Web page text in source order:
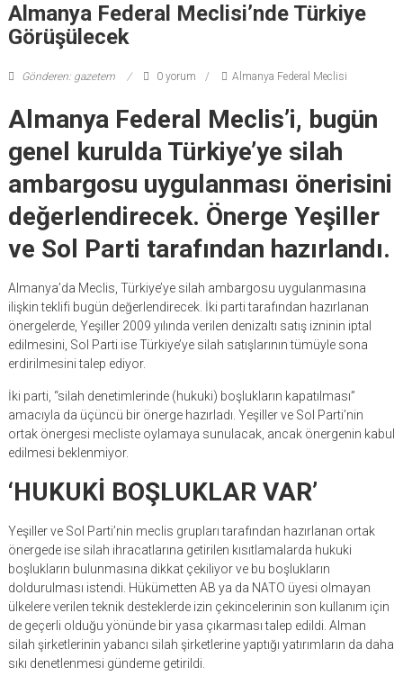
Almanya Federal Meclisi’nde Türkiye
Görüşülecek
Gönderen: gazetem 0 yorum Almanya Federal Meclisi
Almanya Federal Meclis’i, bugün
genel kurulda Türkiye’ye silah
ambargosu uygulanması önerisini
değerlendirecek. Önerge Yeşiller
ve Sol Parti tarafından hazırlandı.
Almanya’da Meclis, Türkiye’ye silah ambargosu uygulanmasına
ilişkin teklifi bugün değerlendirecek. İki parti tarafından hazırlanan
önergelerde, Yeşiller 2009 yılında verilen denizaltı satış izninin iptal
edilmesini, Sol Parti ise Türkiye’ye silah satışlarının tümüyle sona
erdirilmesini talep ediyor.
İki parti, “silah denetimlerinde (hukuki) boşlukların kapatılması”
amacıyla da üçüncü bir önerge hazırladı. Yeşiller ve Sol Parti’nin
ortak önergesi mecliste oylamaya sunulacak, ancak önergenin kabul
edilmesi beklenmiyor.
‘HUKUKİ BOŞLUKLAR VAR’
Yeşiller ve Sol Parti’nin meclis grupları tarafından hazırlanan ortak
önergede ise silah ihracatlarına getirilen kısıtlamalarda hukuki
boşlukların bulunmasına dikkat çekiliyor ve bu boşlukların
doldurulması istendi. Hükümetten AB ya da NATO üyesi olmayan
ülkelere verilen teknik desteklerde izin çekincelerinin son kullanım için
de geçerli olduğu yönünde bir yasa çıkarması talep edildi. Alman
silah şirketlerinin yabancı silah şirketlerine yaptığı yatırımların da daha
sıkı denetlenmesi gündeme getirildi.